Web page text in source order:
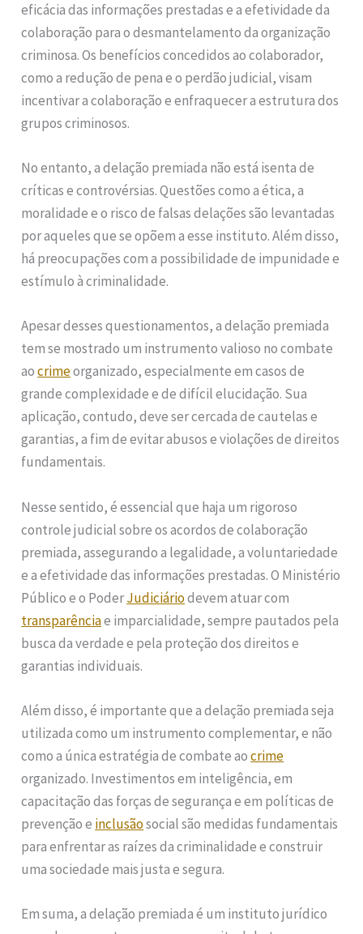
eficácia das informações prestadas e a efetividade da
colaboração para o desmantelamento da organização
criminosa. Os benefícios concedidos ao colaborador,
como a redução de pena e o perdão judicial, visam
incentivar a colaboração e enfraquecer a estrutura dos
grupos criminosos.
No entanto, a delação premiada não está isenta de
críticas e controvérsias. Questões como a ética, a
moralidade e o risco de falsas delações são levantadas
por aqueles que se opõem a esse instituto. Além disso,
há preocupações com a possibilidade de impunidade e
estímulo à criminalidade.
Apesar desses questionamentos, a delação premiada
tem se mostrado um instrumento valioso no combate
aocrimeorganizado, especialmente em casos de
grande complexidade e de difícil elucidação. Sua
aplicação, contudo, deve ser cercada de cautelas e
garantias, a fim de evitar abusos e violações de direitos
fundamentais.
Nesse sentido, é essencial que haja um rigoroso
controle judicial sobre os acordos de colaboração
premiada, assegurando a legalidade, a voluntariedade
e a efetividade das informações prestadas. O Ministério
Público e o PoderJudiciáriodevem atuar com
transparênciae imparcialidade, sempre pautados pela
busca da verdade e pela proteção dos direitos e
garantias individuais.
Além disso, é importante que a delação premiada seja
utilizada como um instrumento complementar, e não
como a única estratégia de combate aocrime
organizado. Investimentos em inteligência, em
capacitação das forças de segurança e em políticas de
prevenção e inclusãosocial são medidas fundamentais
para enfrentar as raízes da criminalidade e construir
uma sociedade mais justa e segura.
Em suma, a delação premiada é um instituto jurídico